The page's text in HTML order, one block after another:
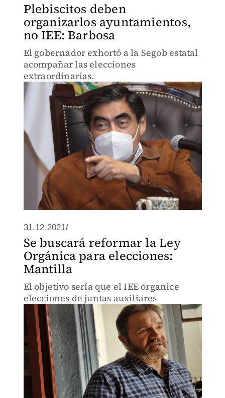
Plebiscitos deben
organizarlos ayuntamientos,
no IEE: Barbosa
El gobernador exhortó a la Segob estatal
acompañar las elecciones
extraordinarias.
31.12.2021/
Se buscará reformar la Ley
Orgánica para elecciones:
Mantilla
El objetivo sería que el IEE organice
elecciones de juntas auxiliares